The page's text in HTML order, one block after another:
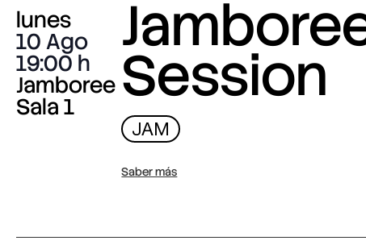
lunes
10 Ago
19:00
Jamboree
Sala 1 Session
JAM
Saber más